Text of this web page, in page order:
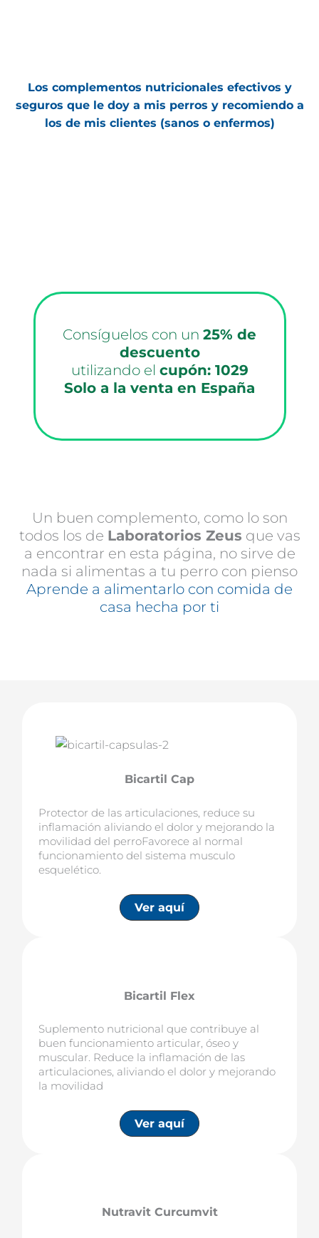
Los complementos nutricionales efectivos y
seguros que le doy a mis perros y recomiendo a
los de mis clientes (sanos o enfermos)
Consíguelos con un 25% de
descuento
utilizando el cupón: 1029
Solo a la venta en España
Un buen complemento, como lo son
todos los de Laboratorios Zeus que vas
a encontrar en esta página, no sirve de
nada si alimentas a tu perro con pienso
Aprende a alimentarlo con comida de
casa hecha por ti
Bicartil Cap
Protector de las articulaciones, reduce su
inflamación aliviando el dolor y mejorando la
movilidad del perroFavorece al normal
funcionamiento del sistema musculo
esquelético.
Ver aquí
Bicartil Flex
Suplemento nutricional que contribuye al
buen funcionamiento articular, óseo y
muscular. Reduce la inflamación de las
articulaciones, aliviando el dolor y mejorando
la movilidad
Ver aquí
Nutravit Curcumvit